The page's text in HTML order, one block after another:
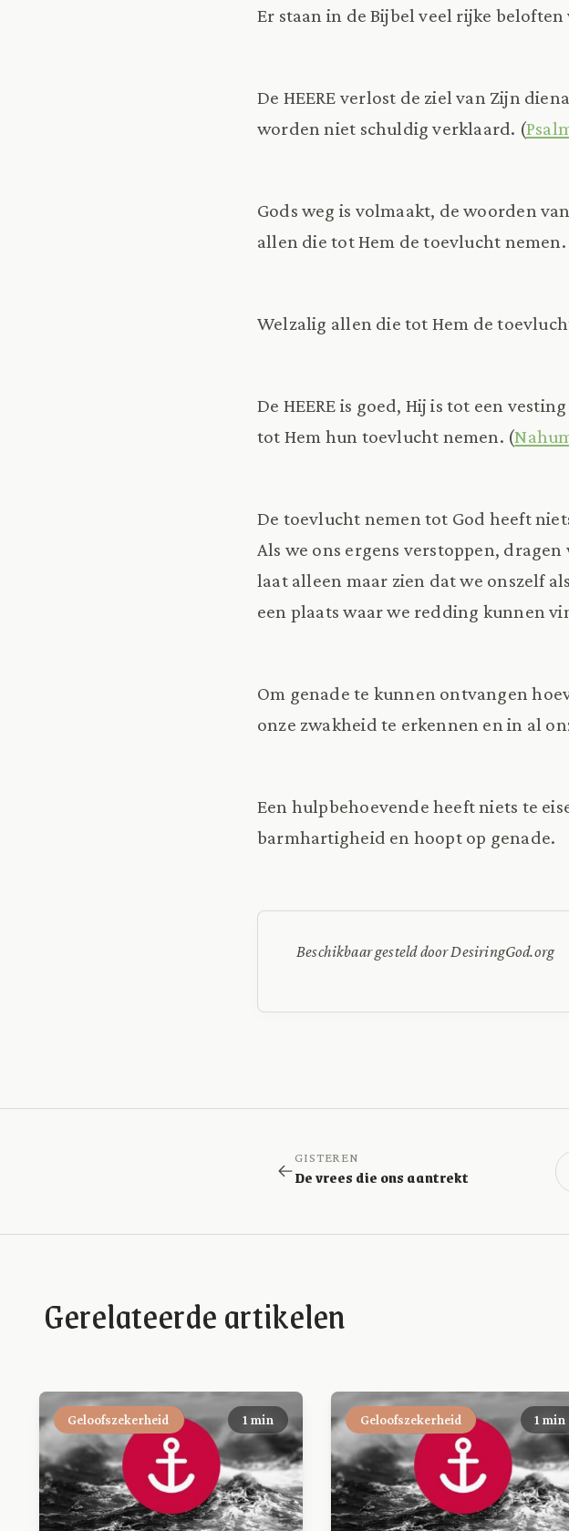
Er staan in de Bijbel veel rijke
De HEERE verlost de ziel van Zijn
worden niet schuldig verklaard. (
Gods weg is volmaakt, de woorden
allen die tot Hem de toevlucht
Welzalig allen die tot Hem de
De HEERE is goed, Hij is tot een
tot Hem hun toevlucht nemen. (
De toevlucht nemen tot God heeft
Als we ons ergens verstoppen,
laat alleen maar zien dat we onszelf
een plaats waar we redding kunnen
Om genade te kunnen ontvangen
onze zwakheid te erkennen en in al
Een hulpbehoevende heeft niets te
barmhartigheid en hoopt op genade.
Beschikbaar gesteld door DesiringGod.org
GISTEREN
De vrees die ons aantrekt
Gerelateerde artikelen
Geloofszekerheid 1 min Geloofszekerheid 1 min